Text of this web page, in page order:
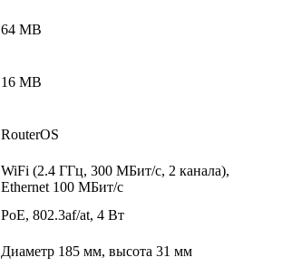
64 MB
16 MB
RouterOS
WiFi (2.4 ГГц, 300 МБит/с, 2 канала),
Ethernet 100 МБит/с
РоЕ, 802.3af/at, 4 Вт
Диаметр 185 мм, высота 31 мм